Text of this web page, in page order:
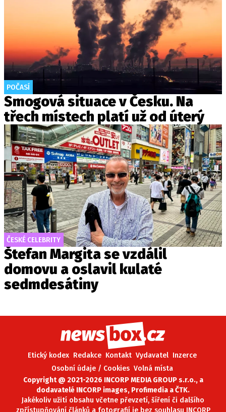
POČASÍ
Smogová situace v Česku. Na
třech místech platí už od úterý
ČESKÉ CELEBRITY
Štefan Margita se vzdálil
domovu a oslavil kulaté
sedmdesátiny
Etický kodex Redakce Kontakt Vydavatel Inzerce
Osobní údaje / Cookies Volná místa
Copyright @ 2021-2026 INCORP MEDIA GROUP s.r.o., a
dodavatelé INCORP images, Profimedia a ČTK.
Jakékoliv užití obsahu včetne převzetí, šíření či dalšího
zpřístupňování článků a fotografií je bez souhlasu INCORP